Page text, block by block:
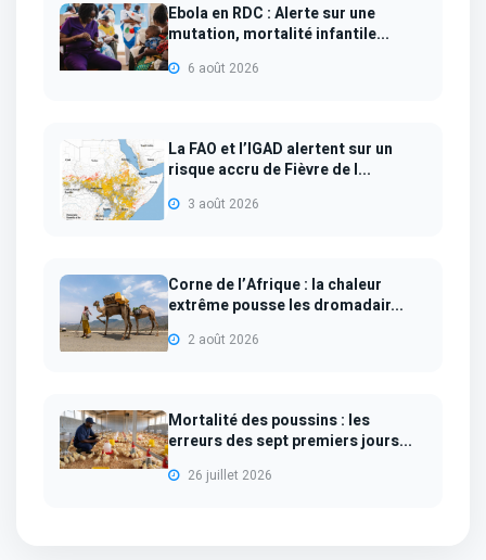
Ebola en RDC : Alerte sur une
mutation, mortalité infantile...
6 août 2026
La FAO et l’IGAD alertent sur un
risque accru de Fièvre de l...
3 août 2026
Corne de l’Afrique : la chaleur
extrême pousse les dromadair...
2 août 2026
Mortalité des poussins : les
erreurs des sept premiers jours...
26 juillet 2026